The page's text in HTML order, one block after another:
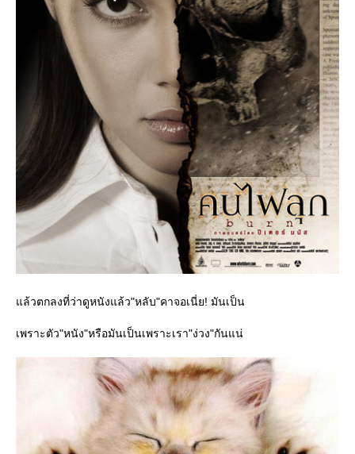
ล้วตกลงที่ว่าดูหนังแล้ว"หลับ"คาจอเนี่ย! มันเป็น
เพราะตัว"หนัง"หรือมันเป็นเพราะเรา"ง่วง"กันแน่